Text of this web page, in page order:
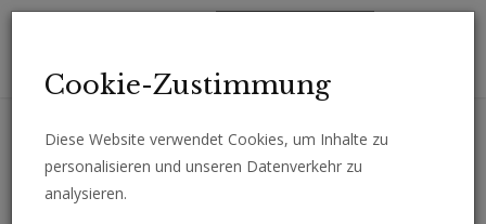
Erhalten Sie wichtige Analysen, Kommentare und Nachrichten
Cookie-Zustimmung
Diese Website verwendet Cookies, um Inhalte zu
personalisieren und unseren Datenverkehr zu
analysieren.